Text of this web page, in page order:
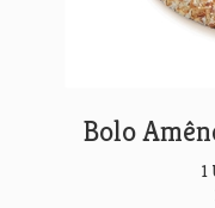
Bolo
1